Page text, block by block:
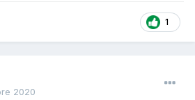
1
2020